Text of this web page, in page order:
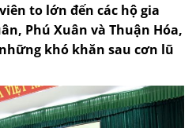
to lớn đến các hộ gia
Phú Xuân và Thuận Hóa,
khó khăn sau cơn lũ